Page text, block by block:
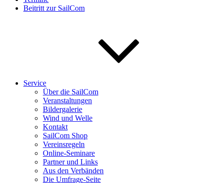
Beitritt zur SailCom
Service
Über die SailCom
Veranstaltungen
Bildergalerie
Wind und Welle
Kontakt
SailCom Shop
Vereinsregeln
Online-Seminare
Partner und Links
Aus den Verbänden
Die Umfrage-Seite